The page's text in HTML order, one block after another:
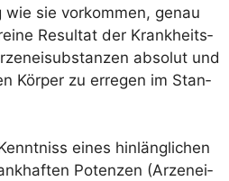
sie vor­kom­men, genau
Resul­tat der Krank­heits­
abso­lut und
Kör­per zu erre­gen im Stan­
eines hin­läng­li­chen
Poten­zen (Arze­n­ei­